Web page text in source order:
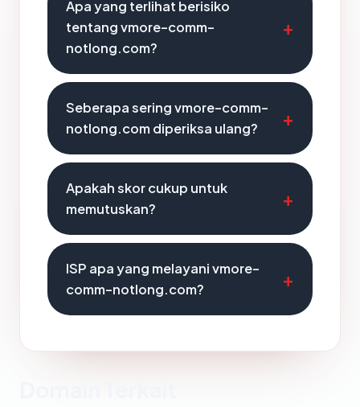
Apa yang terlihat berisiko
tentang vmore-comm-
notlong.com?
Seberapa sering vmore-comm-
notlong.com diperiksa ulang?
Apakah skor cukup untuk
memutuskan?
ISP apa yang melayani vmore-
comm-notlong.com?